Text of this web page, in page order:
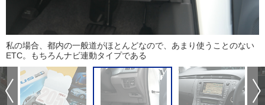
私の場合、都内の一般道がほとんどなので、あまり使うことのない
ETC。もちろんナビ連動タイプである